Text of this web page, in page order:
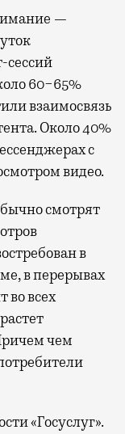
—
сессий
60−65%
взаимосвязь
Около 40%
с
видео.
смотрят
в
в перерывах
во всех
чем
«Госуслуг».